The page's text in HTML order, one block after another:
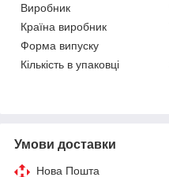
Виробник
Країна виробник
Форма випуску
Кількість в упаковці
Умови доставки
Нова Пошта